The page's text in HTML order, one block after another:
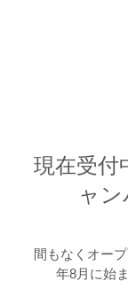
現在受付
ャ
間もなくオー
年8月に始